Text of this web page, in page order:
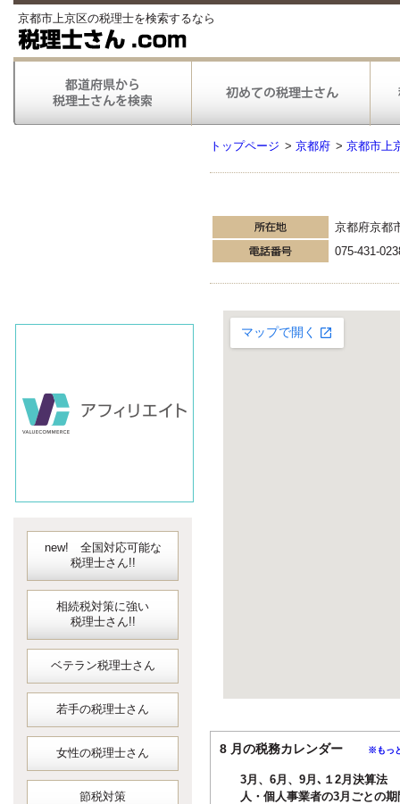
京都市上京区の税理士を検索するなら
new! 全国対応可能な
税理士さん!!
相続税対策に強い
税理士さん!!
ベテラン税理士さん
若手の税理士さん
女性の税理士さん
節税対策
トップページ > 京都府 > 京都市上
京都府京都
075-431-
8 月の税務カレンダー ※もっ
3月、6月、9月､１2月決算法
人・個人事業者の3月ごとの期